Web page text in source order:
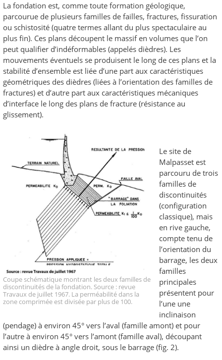
La fondation est, comme toute formation géologique,
parcourue de plusieurs familles de failles, fractures, fissuration
ou schistosité (quatre termes allant du plus spectaculaire au
plus fin). Ces plans découpent le massif en volumes que l’on
peut qualifier d’indéformables (appelés dièdres). Les
mouvements éventuels se produisent le long de ces plans et la
stabilité d’ensemble est liée d’une part aux caractéristiques
géométriques des dièdres (liées à l’orientation des familles de
fractures) et d’autre part aux caractéristiques mécaniques
d’interface le long des plans de fracture (résistance au
glissement).
Coupe schématique montrant les deux familles de
discontinuités de la fondation. Source : revue
Travaux de juillet 1967. La perméabilité dans la
zone comprimée est divisée par plus de 100.
Le site de
Malpasset est
parcouru de trois
familles de
discontinuités
(configuration
classique), mais
en rive gauche,
compte tenu de
l’orientation du
barrage, les deux
familles
principales
présentent pour
l’une une
inclinaison
(pendage) à environ 45° vers l’aval (famille amont) et pour
l’autre à environ 45° vers l’amont (famille aval), découpant
ainsi un dièdre à angle droit, sous le barrage (fig. 2).